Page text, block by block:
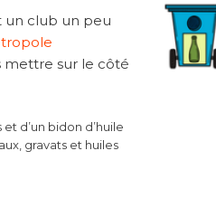
un club un peu
mettre sur le côté
d’un bidon d’huile
gravats et huiles